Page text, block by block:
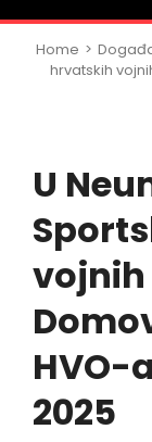
Home >
hrvatskih
U
HVO-
2025